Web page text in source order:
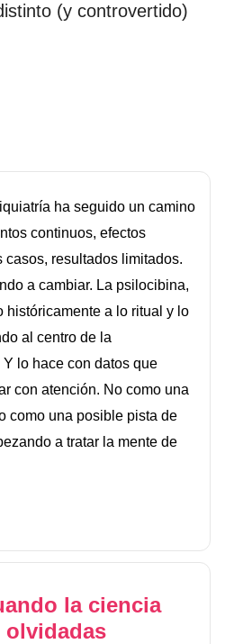
(y controvertido)
ha seguido un camino
continuos, efectos
casos, resultados limitados.
a cambiar. La psilocibina,
históricamente a lo ritual y lo
al centro de la
lo hace con datos que
con atención. No como una
como una posible pista de
a tratar la mente de
la ciencia
olvidadas